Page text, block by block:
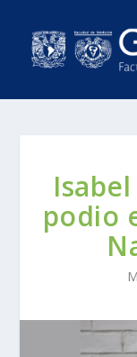
podio